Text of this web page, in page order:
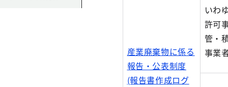
産業廃棄物に係る
報告・公表制度
(報告書作成ログ
いわ
許可
管・
事業